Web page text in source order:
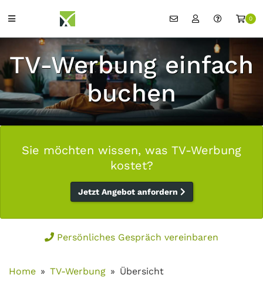
0
TV-Werbung einfach
buchen
Sie möchten wissen, was TV-Werbung
kostet?
Jetzt Angebot anfordern
Persönliches Gespräch vereinbaren
Home TV-Werbung Übersicht